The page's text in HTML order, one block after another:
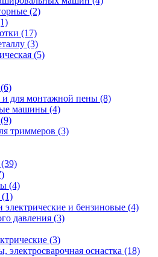
(2)
(17)
(3)
(5)
(6)
для монтажной пены (8)
машины (4)
(9)
триммеров (3)
(39)
(4)
(1)
электрические и бензиновые (4)
давления (3)
(3)
электросварочная оснастка (18)